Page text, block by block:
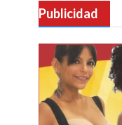
Publicidad